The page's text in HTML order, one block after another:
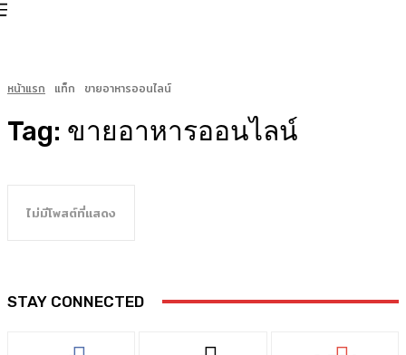
หน้าแรก แท็ก ขายอาหารออนไลน์
Tag: ขายอาหารออนไลน์
ไม่มีโพสต์ที่แสดง
STAY CONNECTED